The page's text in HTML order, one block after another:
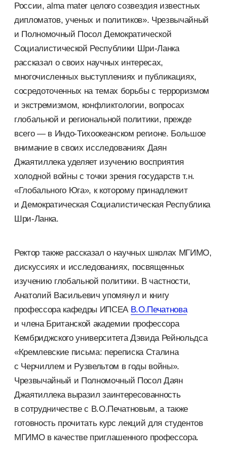
России, alma mater целого созвездия известных
дипломатов, ученых и политиков». Чрезвычайный
и Полномочный Посол Демократической
Социалистической Республики Шри-Ланка
рассказал о своих научных интересах,
многочисленных выступлениях и публикациях,
сосредоточенных на темах борьбы с терроризмом
и экстремизмом, конфликтологии, вопросах
глобальной и региональной политики, прежде
всего — в Индо-Тихоокеанском регионе. Большое
внимание в своих исследованиях Даян
Джаятиллека уделяет изучению восприятия
холодной войны с точки зрения государств т.н.
«Глобального Юга», к которому принадлежит
и Демократическая Социалистическая Республика
Шри-Ланка.
Ректор также рассказал о научных школах МГИМО,
дискуссиях и исследованиях, посвященных
изучению глобальной политики. В частности,
Анатолий Васильевич упомянул и книгу
профессора кафедры ИПСЕА В.О.Печатнова
и члена Британской академии профессора
Кембриджского университета Дэвида Рейнольдса
«Кремлевские письма: переписка Сталина
с Черчиллем и Рузвельтом в годы войны».
Чрезвычайный и Полномочный Посол Даян
Джаятиллека выразил заинтересованность
в сотрудничестве с В.О.Печатновым, а также
готовность прочитать курс лекций для студентов
МГИМО в качестве приглашенного профессора.